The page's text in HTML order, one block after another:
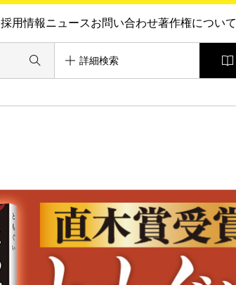
採用情報ニュースお問い合わせ著作権について
詳細検索